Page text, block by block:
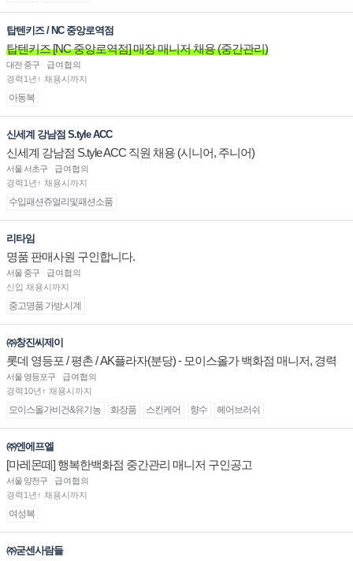
탑텐키즈 / NC 중앙로역점
탑텐키즈 [NC 중앙로역점] 매장 매니저 채용 (중간관리)
대전 중구
급여협의
경력1년↑ 채용시까지
아동복
신세계 강남점 S.tyle ACC
신세계 강남점 S.tyle ACC 직원 채용 (시니어, 주니어)
서울 서초구
급여협의
경력1년↑ 채용시까지
수입패션쥬얼리및패션소품
리타임
명품 판매사원 구인합니다.
서울 중구
급여협의
신입 채용시까지
중고명품 가방.시계
㈜창진씨제이
롯데 영등포 / 평촌 / AK플라자(분당) - 모이스올가 백화점 매니저, 경력
및 신입 판매직 채용
서울 영등포구
급여협의
경력10년↑ 채용시까지
모이스올가비건&유기농 화장품 스킨케어 향수 헤어브러쉬
㈜엔에프엘
[마레몬떼] 행복한백화점 중간관리 매니저 구인공고
서울 양천구
급여협의
경력1년↑ 채용시까지
여성복
㈜굳센사람들